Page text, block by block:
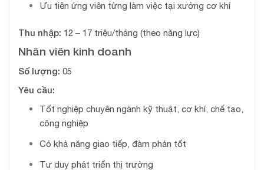
Ưu tiên ứng viên từng làm việc tại xưởng cơ khí
Thu nhập: 12 – 17 triệu/tháng (theo năng lực)
Nhân viên kinh doanh
Số lượng: 05
Yêu cầu:
Tốt nghiệp chuyên ngành kỹ thuật, cơ khí, chế tạo,
công nghiệp
Có khả năng giao tiếp, đàm phán tốt
Tư duy phát triển thị trường